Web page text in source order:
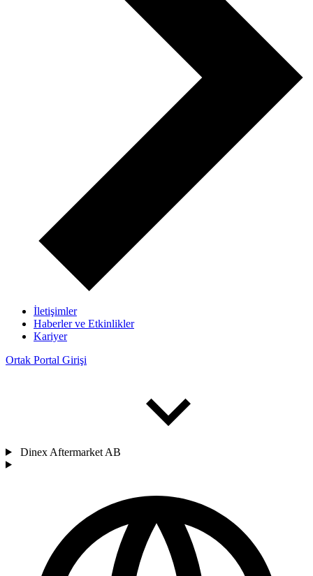
İletişimler
Haberler ve Etkinlikler
Kariyer
Ortak Portal Girişi
Dinex Aftermarket AB